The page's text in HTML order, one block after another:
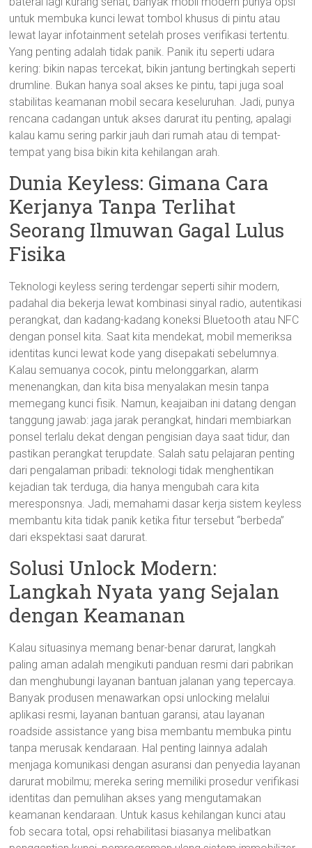
untuk membuka kunci lewat tombol khusus di pintu atau
lewat layar infotainment setelah proses verifikasi tertentu.
Yang penting adalah tidak panik. Panik itu seperti udara
kering: bikin napas tercekat, bikin jantung bertingkah seperti
drumline. Bukan hanya soal akses ke pintu, tapi juga soal
stabilitas keamanan mobil secara keseluruhan. Jadi, punya
rencana cadangan untuk akses darurat itu penting, apalagi
kalau kamu sering parkir jauh dari rumah atau di tempat-
tempat yang bisa bikin kita kehilangan arah.
Dunia Keyless: Gimana Cara
Kerjanya Tanpa Terlihat
Seorang Ilmuwan Gagal Lulus
Fisika
Teknologi keyless sering terdengar seperti sihir modern,
padahal dia bekerja lewat kombinasi sinyal radio, autentikasi
perangkat, dan kadang-kadang koneksi Bluetooth atau NFC
dengan ponsel kita. Saat kita mendekat, mobil memeriksa
identitas kunci lewat kode yang disepakati sebelumnya.
Kalau semuanya cocok, pintu melonggarkan, alarm
menenangkan, dan kita bisa menyalakan mesin tanpa
memegang kunci fisik. Namun, keajaiban ini datang dengan
tanggung jawab: jaga jarak perangkat, hindari membiarkan
ponsel terlalu dekat dengan pengisian daya saat tidur, dan
pastikan perangkat terupdate. Salah satu pelajaran penting
dari pengalaman pribadi: teknologi tidak menghentikan
kejadian tak terduga, dia hanya mengubah cara kita
meresponsnya. Jadi, memahami dasar kerja sistem keyless
membantu kita tidak panik ketika fitur tersebut “berbeda”
dari ekspektasi saat darurat.
Solusi Unlock Modern:
Langkah Nyata yang Sejalan
dengan Keamanan
Kalau situasinya memang benar-benar darurat, langkah
paling aman adalah mengikuti panduan resmi dari pabrikan
dan menghubungi layanan bantuan jalanan yang tepercaya.
Banyak produsen menawarkan opsi unlocking melalui
aplikasi resmi, layanan bantuan garansi, atau layanan
roadside assistance yang bisa membantu membuka pintu
tanpa merusak kendaraan. Hal penting lainnya adalah
menjaga komunikasi dengan asuransi dan penyedia layanan
darurat mobilmu; mereka sering memiliki prosedur verifikasi
identitas dan pemulihan akses yang mengutamakan
keamanan kendaraan. Untuk kasus kehilangan kunci atau
fob secara total, opsi rehabilitasi biasanya melibatkan